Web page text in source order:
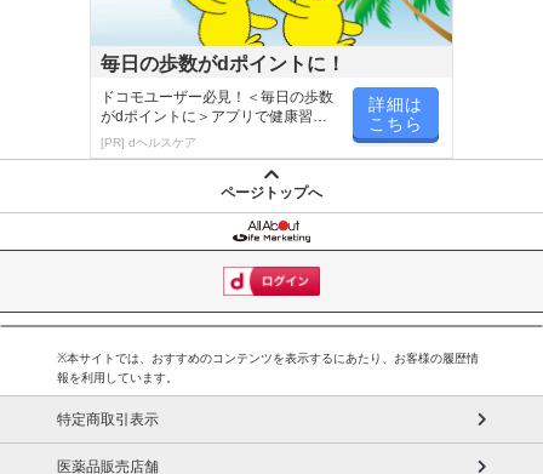
毎日の歩数がdポイントに！
ドコモユーザー必見！＜毎日の歩数
がdポイントに＞アプリで健康習慣
が楽しく続く
[PR] dヘルスケア
詳細は
こちら
ページトップへ
※本サイトでは、おすすめのコンテンツを表示するにあたり、お客様の履歴情
報を利用しています。
特定商取引表示
医薬品販売店舗